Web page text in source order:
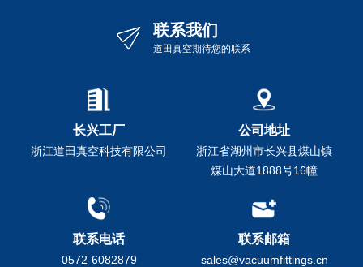
联系我们
道田真空期待您的联系
长兴工厂
浙江道田真空科技有限公司
公司地址
浙江省湖州市长兴县煤山镇
煤山大道1888号16幢
联系电话
0572-6082879
联系邮箱
sales@vacuumfittings.cn